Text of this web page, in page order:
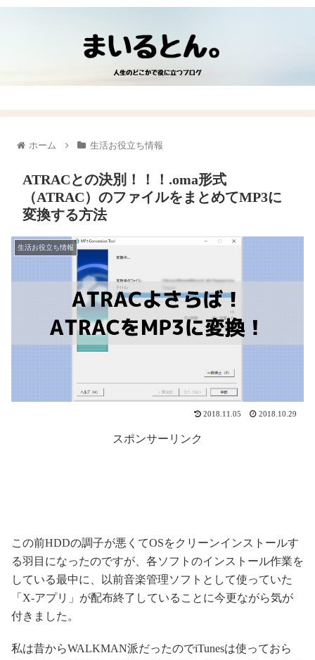
ホーム 生活お役立ち情報
ATRACとの決別！！！.oma形式
（ATRAC）のファイルをまとめてMP3に
変換する方法
生活お役立ち情報
2018.11.05 2018.10.29
スポンサーリンク
この前HDDの調子が悪くてOSをクリーンインストールす
る羽目になったのですが、各ソフトのインストール作業を
している最中に、以前音楽管理ソフトとして使っていた
「X-アプリ」が配布終了していることに今更ながら気が
付きました。
私は昔からWALKMAN派だったのでiTunesは使っておら